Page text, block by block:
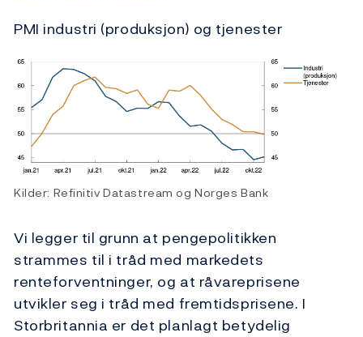
PMI industri (produksjon) og tjenester
Kilder: Refinitiv Datastream og Norges Bank
Vi legger til grunn at pengepolitikken
strammes til i tråd med markedets
renteforventninger, og at råvareprisene
utvikler seg i tråd med fremtidsprisene. I
Storbritannia er det planlagt betydelig